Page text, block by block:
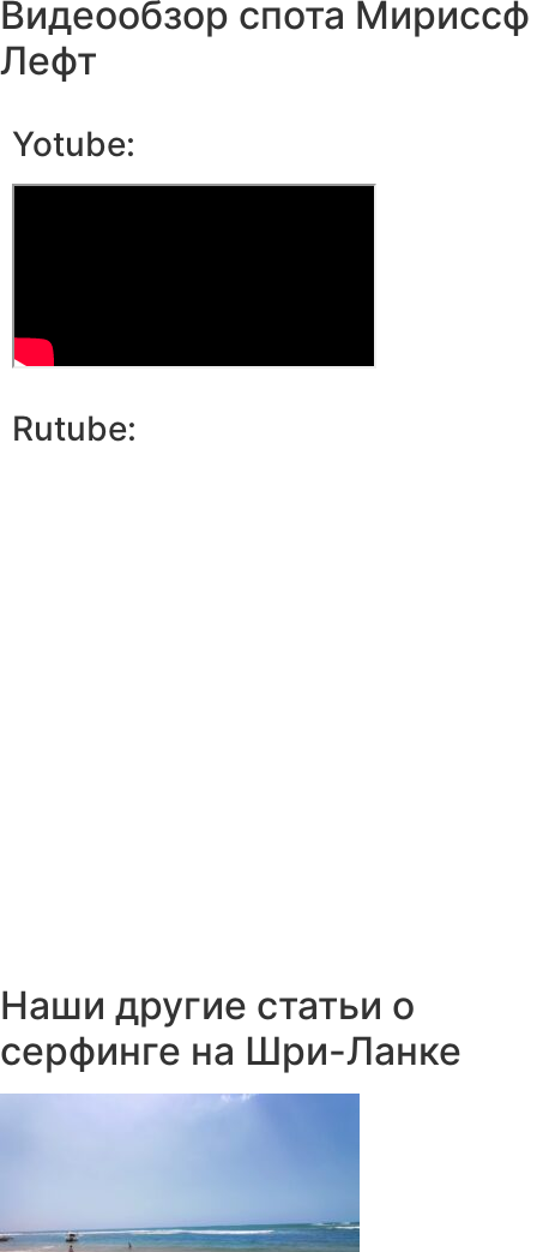
Видеообзор спота Мириссф
Лефт
Yotube:
Rutube:
Наши другие статьи о
серфинге на Шри-Ланке